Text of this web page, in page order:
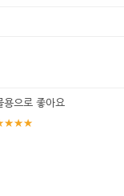
용으로 좋아요